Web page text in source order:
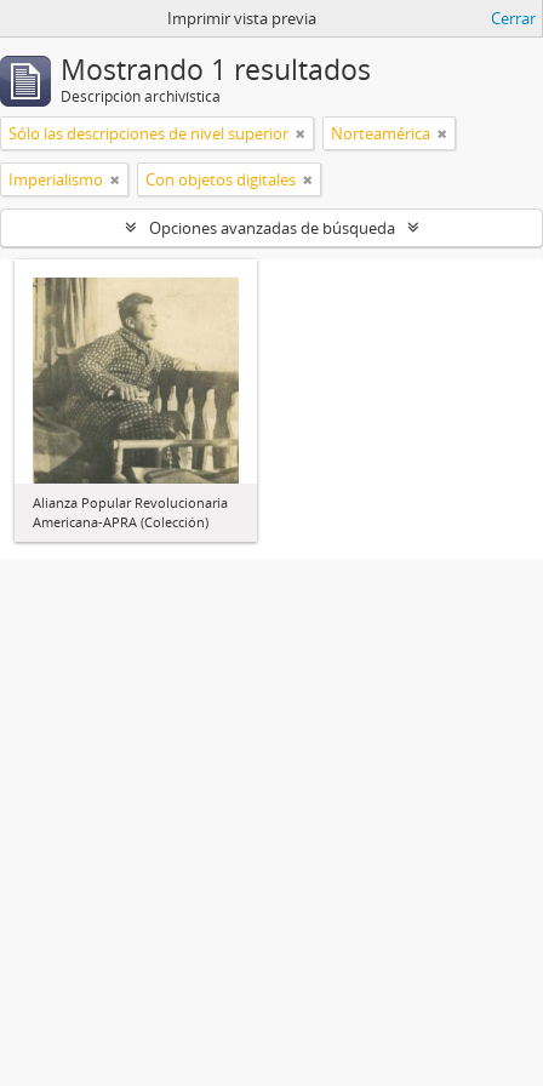
Imprimir vista previa Cerrar
Mostrando 1 resultados
Descripción archivística
Sólo las descripciones de nivel superior Norteamérica
Imperialismo Con objetos digitales
Opciones avanzadas de búsqueda
Alianza Popular Revolucionaria
Americana-APRA (Colección)